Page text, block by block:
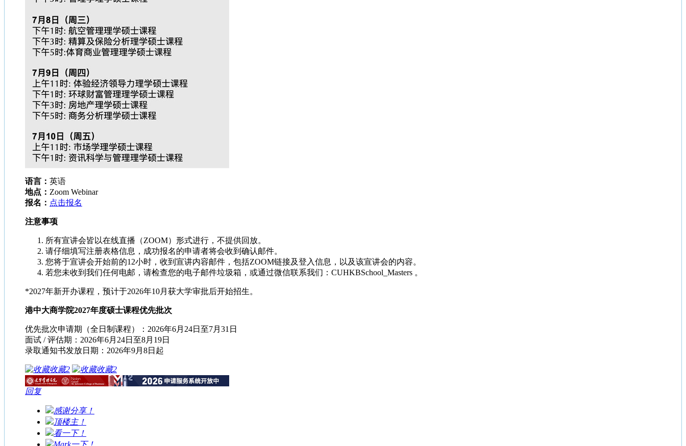
语言： 英语
地点： Zoom Webinar
报名： 点击报名
注意事项
所有宣讲会皆以在线直播（ZOOM）形式进行，不提供回放。
请仔细填写注册表格信息，成功报名的申请者将会收到确认邮件。
您将于宣讲会开始前的12小时，收到宣讲内容邮件，包括ZOOM链接及登入信息，以及该宣讲会的内容。
若您未收到我们任何电邮，请检查您的电子邮件垃圾箱，或通过微信联系我们：CUHKBSchool_Masters 。
*2027年新开办课程，预计于2026年10月获大学审批后开始招生。
港中大商学院2027年度硕士课程优先批次
优先批次申请期（全日制课程）：2026年6月24日至7月31日
面试 / 评估期：2026年6月24日至8月19日
录取通知书发放日期：2026年9月8日起
收藏2 收藏2
回复
感谢分享！
顶楼主！
看一下！
Mark一下！